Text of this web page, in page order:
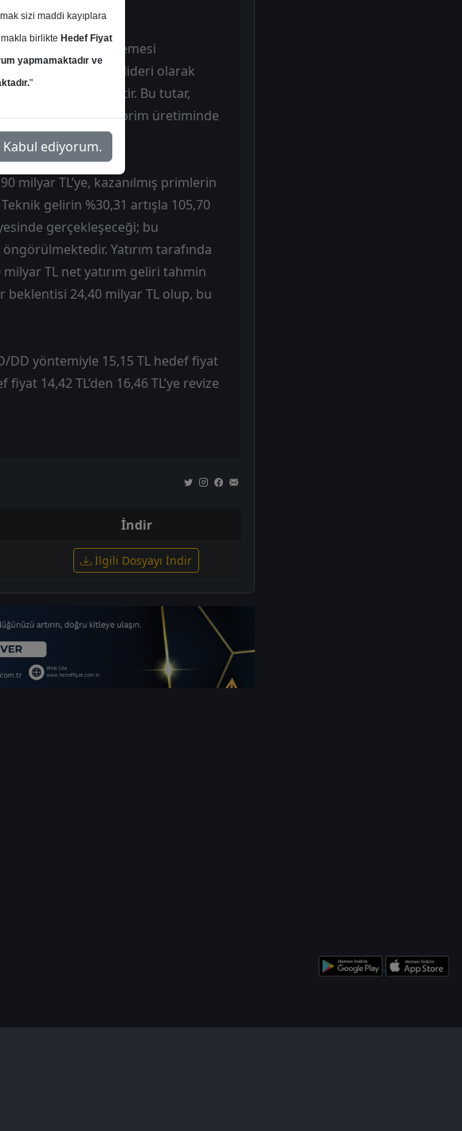
ve değerlemesi
pazar payı lideri olarak
gerçekleştirmiştir. Bu tutar,
aylık bazda da prim üretiminde
milyar TL’ye, kazanılmış primlerin
gelirin %30,31 artışla 105,70
gerçekleşeceği; bu
Yatırım tarafında
TL net yatırım geliri tahmin
beklentisi 24,40 milyar TL olup, bu
DD yöntemiyle 15,15 TL hedef fiyat
14,42 TL’den 16,46 TL’ye revize
İndir
İlgili Dosyayı İndir
sizi maddi kayıplara
birlikte Hedef Fiyat
yapmamaktadır ve
"
Beyan edilen metni Okudum, Anladım ve Kabul ediyorum.